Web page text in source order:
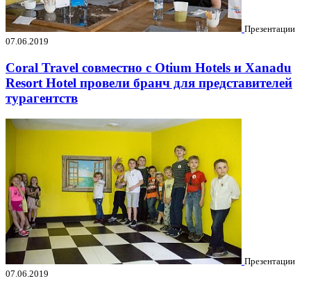
Презентации
07.06.2019
Coral Travel совместно с Otium Hotels и Xanadu
Resort Hotel провели бранч для представителей
турагентств
Презентации
07.06.2019